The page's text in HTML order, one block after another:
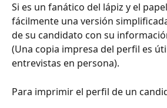
Si es un fanático del lápiz y el
fácilmente una versión
de su candidato con su
(Una copia impresa del perfil es
entrevistas en persona).
Para imprimir el perfil de un